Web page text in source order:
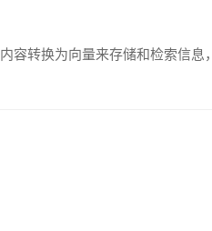
容转换为向量来存储和检索信息，